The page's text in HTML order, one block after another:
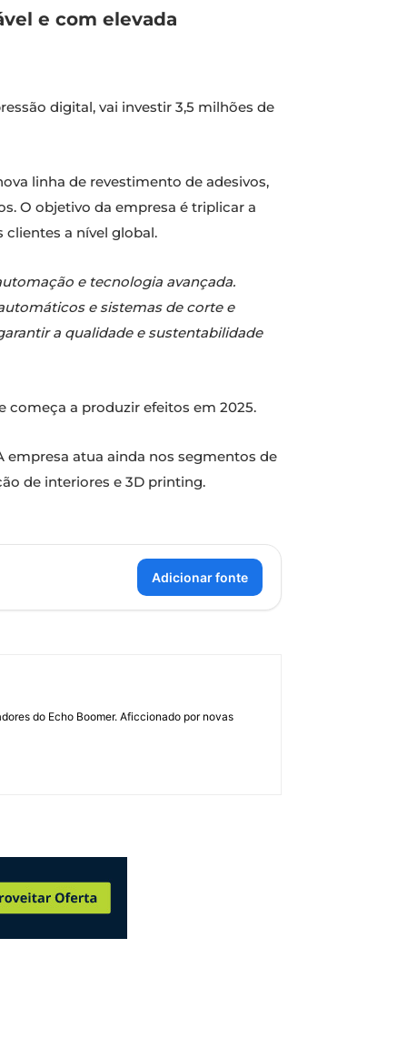
e com elevada
digital, vai investir 3,5 milhões de
linha de revestimento de adesivos,
O objetivo da empresa é triplicar a
clientes a nível global.
e tecnologia avançada.
e sistemas de corte e
a qualidade e sustentabilidade
começa a produzir efeitos em 2025.
empresa atua ainda nos segmentos de
de interiores e 3D printing.
Adicionar fonte
do Echo Boomer. Aficcionado por novas